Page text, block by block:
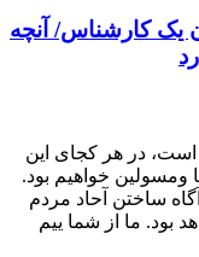
یک کارشناس/ آنچه
در هر کجای این
ومسولین خواهیم بود.
ساختن آحاد مردم
بود. ما از شما ییم